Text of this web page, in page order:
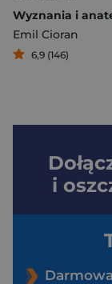
Emil Cioran
6,9 (146)
i